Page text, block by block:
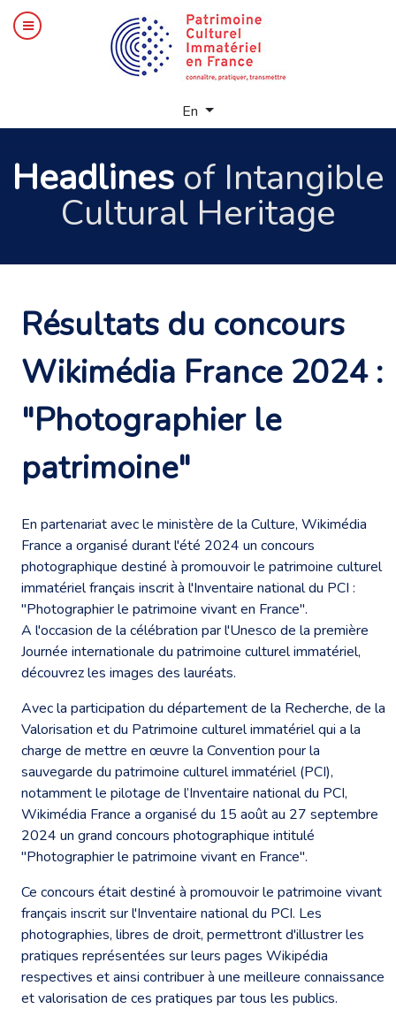
En
Headlines of Intangible
Cultural Heritage
Résultats du concours
Wikimédia France 2024 :
"Photographier le
patrimoine"
En partenariat avec le ministère de la Culture, Wikimédia
France a organisé durant l'été 2024 un concours
photographique destiné à promouvoir le patrimoine culturel
immatériel français inscrit à l'Inventaire national du PCI :
"Photographier le patrimoine vivant en France".
A l'occasion de la célébration par l'Unesco de la première
Journée internationale du patrimoine culturel immatériel,
découvrez les images des lauréats.
Avec la participation du département de la Recherche, de la
Valorisation et du Patrimoine culturel immatériel qui a la
charge de mettre en œuvre la Convention pour la
sauvegarde du patrimoine culturel immatériel (PCI),
notamment le pilotage de l’Inventaire national du PCI,
Wikimédia France a organisé du 15 août au 27 septembre
2024 un grand concours photographique intitulé
"Photographier le patrimoine vivant en France".
Ce concours était destiné à promouvoir le patrimoine vivant
français inscrit sur l'Inventaire national du PCI. Les
photographies, libres de droit, permettront d'illustrer les
pratiques représentées sur leurs pages Wikipédia
respectives et ainsi contribuer à une meilleure connaissance
et valorisation de ces pratiques par tous les publics.